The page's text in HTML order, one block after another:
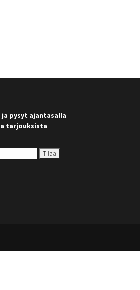
pysyt ajantasalla
tarjouksista